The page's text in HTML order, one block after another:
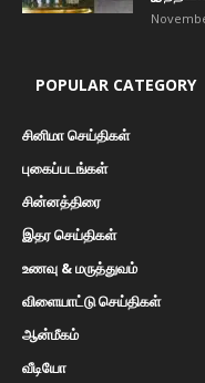
POPULAR CATEGORY
சினிமா செய்திகள்
புகைப்படங்கள்
சின்னத்திரை
இதர செய்திகள்
உணவு & மருத்துவம்
விளையாட்டு செய்திகள்
ஆன்மீகம்
வீடியோ